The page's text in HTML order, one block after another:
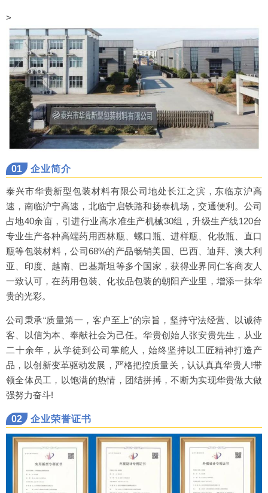
>
01 企业简介
泰兴市华贵新型包装材料有限公司地处长江之滨，东临京沪高
速，南临沪宁高速，北临宁启铁路和扬泰机场，交通便利。公司
占地40余亩，引进行业高水准生产机械30组，升级生产线120台
专业生产各种高端药用西林瓶、螺口瓶、进样瓶、化妆瓶、直口
瓶等包装材料，公司68%的产品畅销美国、巴西、迪拜、澳大利
亚、印度、越南、巴基斯坦等多个国家，获得业界同仁客商友人
一致认可，在药用包装、化妆品包装的朝阳产业里，增添一抹华
贵的光彩。
公司秉承“质量第一，客户至上”的宗旨，坚持守法经营、以诚待
客、以信为本、奉献社会为己任。华贵创始人张安贵先生，从业
二十余年，从学徒到公司掌舵人，始终坚持以工匠精神打造产
品，以创新变革驱动发展，严格把控质量关，认认真真华贵人!带
领全体员工，以饱满的热情，团结拼搏，不断为实现华贵做大做
强努力奋斗!
02 企业荣誉证书